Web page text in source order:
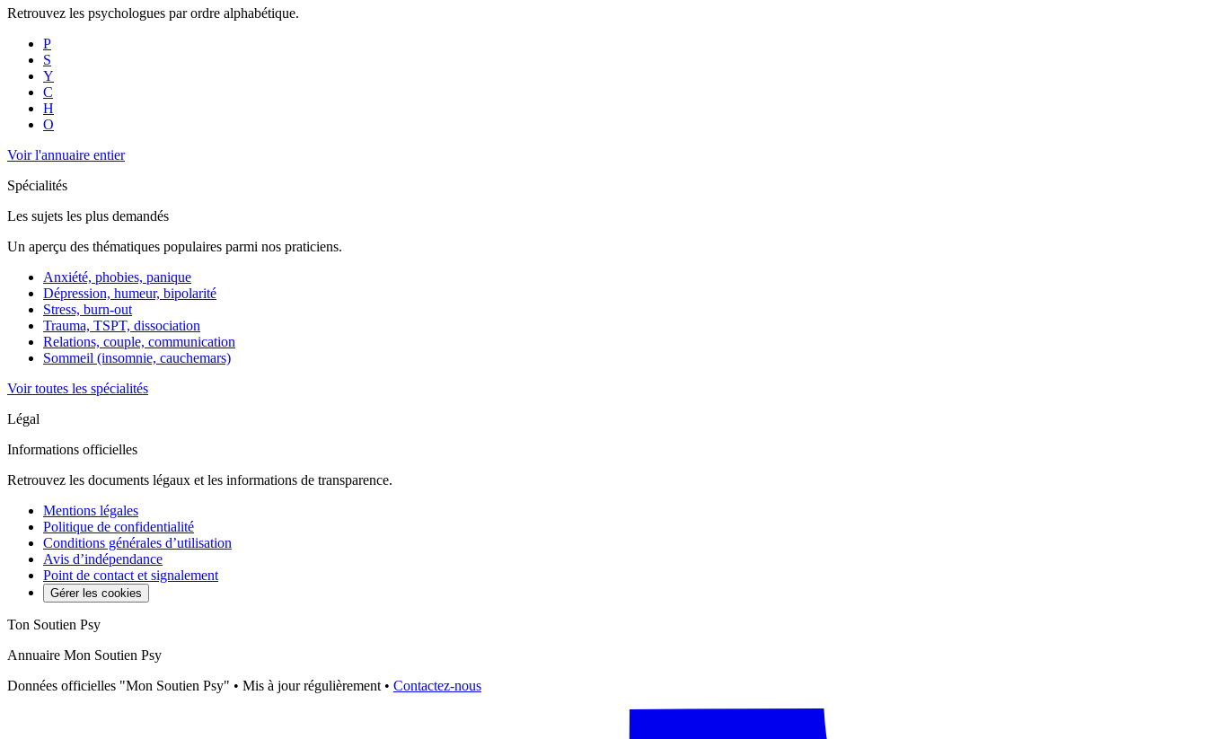
Retrouvez les psychologues par ordre alphabétique.
P
S
Y
C
H
O
Voir l'annuaire entier
Spécialités
Les sujets les plus demandés
Un aperçu des thématiques populaires parmi nos praticiens.
Anxiété, phobies, panique
Dépression, humeur, bipolarité
Stress, burn-out
Trauma, TSPT, dissociation
Relations, couple, communication
Sommeil (insomnie, cauchemars)
Voir toutes les spécialités
Légal
Informations officielles
Retrouvez les documents légaux et les informations de transparence.
Mentions légales
Politique de confidentialité
Conditions générales d’utilisation
Avis d’indépendance
Point de contact et signalement
Gérer les cookies
Ton Soutien Psy
Annuaire Mon Soutien Psy
Données officielles "Mon Soutien Psy" • Mis à jour régulièrement • Contactez-nous